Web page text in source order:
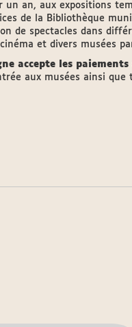
un an, aux expositions
de la Bibliothèque
de spectacles dans
et divers musées
accepte les
aux musées ainsi